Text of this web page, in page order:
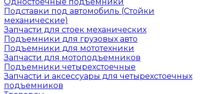
Подставки под автомобиль (Стойки
механические)
Запчасти для стоек механических
Подъемники для грузовых авто
Подъемники для мототехники
Запчасти для мотоподъемников
Подъемники четырехстоечные
Запчасти и аксессуары для четырехстоечных
подъемников